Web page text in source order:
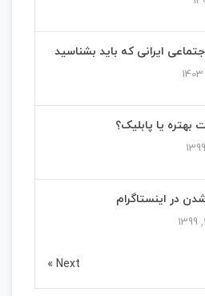
بهتره یا پابلیک؟
در اینستاگرام
Next »